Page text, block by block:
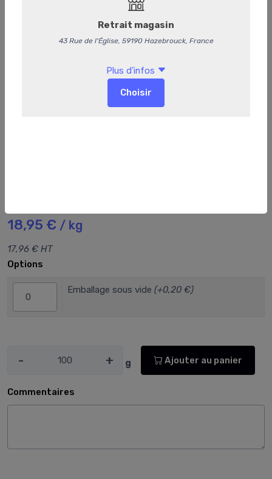
18,95 € / kg
17,96 € HT
Options
Emballage sous vide (+0,20 €)
- + g Ajouter au panier
Commentaires